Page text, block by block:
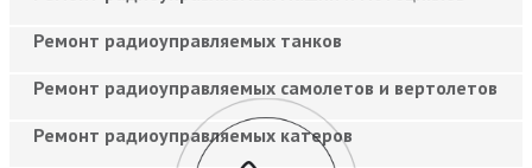
Ремонт радиоуправляемых танков
Ремонт радиоуправляемых самолетов и вертолетов
Ремонт радиоуправляемых катеров